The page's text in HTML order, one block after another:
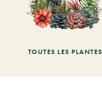
TOUTES LES PLANTES